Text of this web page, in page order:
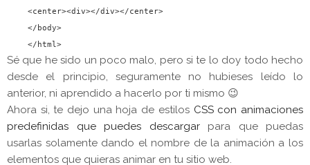
<center><div></div></center>
</body>
</html>
Sé que he sido un poco malo, pero si te lo doy todo hecho
desde el principio, seguramente no hubieses leído lo
anterior, ni aprendido a hacerlo por ti mismo 😉
Ahora si, te dejo una hoja de estilos CSS con animaciones
predefinidas que puedes descargarpara que puedas
usarlas solamente dando el nombre de la animación a los
elementos que quieras animar en tu sitio web.